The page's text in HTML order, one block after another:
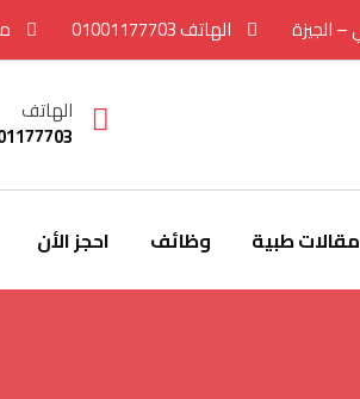
الهاتف01001177703
الهاتف
مقالات طبية وظائف احجز الأن